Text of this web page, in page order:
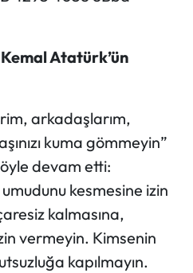
Atatürk’ün
arkadaşlarım,
kuma gömmeyin”
devam etti:
kesmesine izin
kalmasına,
vermeyin. Kimsenin
kapılmayın.